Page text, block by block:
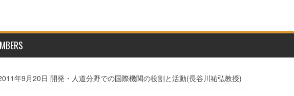
年9月20日 開発・人道分野での国際機関の役割と活動(長谷川祐弘教授)